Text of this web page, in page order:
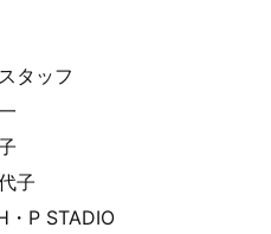
タッフ
子
・P STADIO